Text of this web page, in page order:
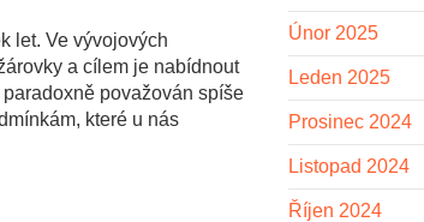
let. Ve vývojových
a cílem je nabídnout
považován spíše
které u nás
Únor 2025
Leden 2025
Prosinec 2024
Listopad 2024
Říjen 2024